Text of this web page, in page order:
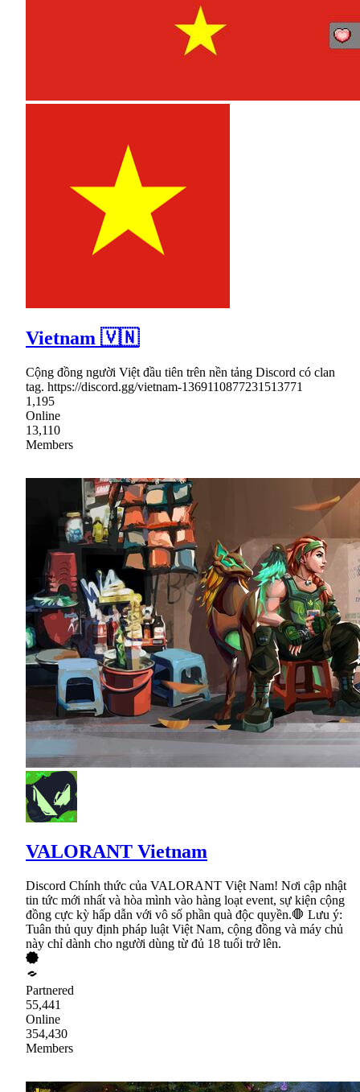
Vietnam 🇻🇳
Cộng đồng người Việt đầu tiên trên nền tảng Discord có clan
tag. https://discord.gg/vietnam-1369110877231513771
1,195
Online
13,110
Members
VALORANT Vietnam
Discord Chính thức của VALORANT Việt Nam! Nơi cập nhật
tin tức mới nhất và hòa mình vào hàng loạt event, sự kiện cộng
đồng cực kỳ hấp dẫn với vô số phần quà độc quyền.🛑 Lưu ý:
Tuân thủ quy định pháp luật Việt Nam, cộng đồng và máy chủ
này chỉ dành cho người dùng từ đủ 18 tuổi trở lên.
Partnered
55,441
Online
354,430
Members